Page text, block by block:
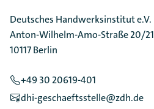
Deutsches Handwerksinstitut e.V.
Anton-Wilhelm-Amo-Straße 20/21
10117 Berlin
+49 30 20619-401
dhi-geschaeftsstelle@zdh.de